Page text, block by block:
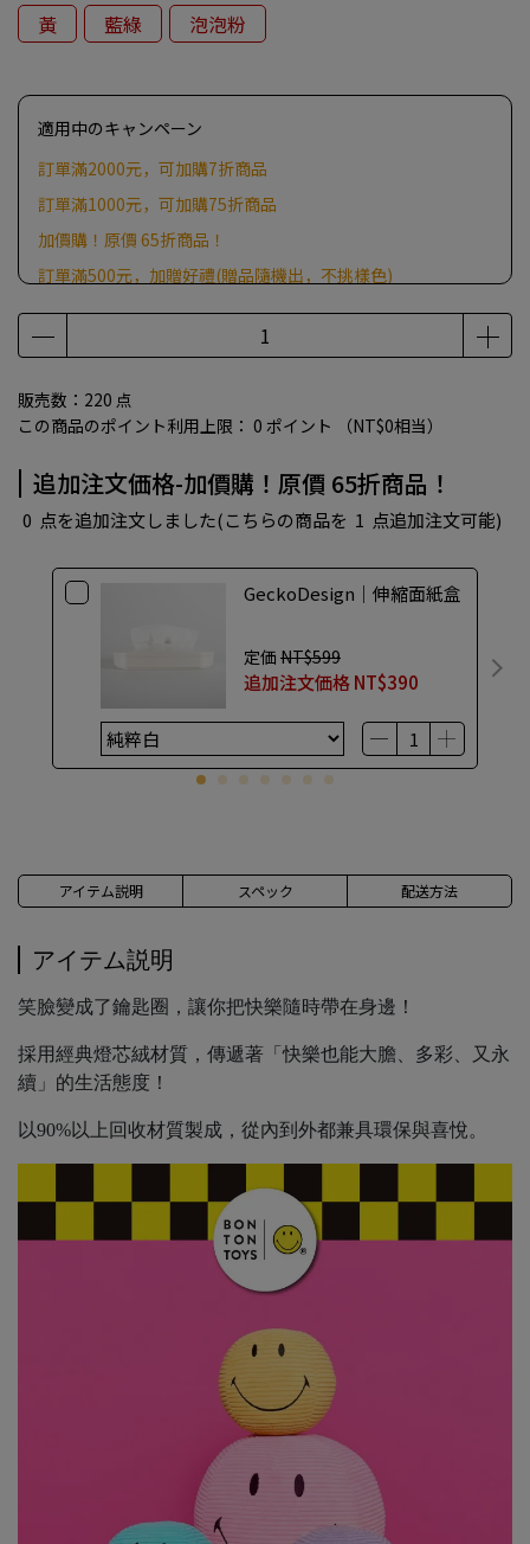
黃
藍綠 泡泡粉
適用中のキャンペーン
訂單滿2000元，可加購7折商品
訂單滿1000元，可加購75折商品
加價購！原價 65折商品！
訂單滿500元，加贈好禮(贈品隨機出，不挑樣色)
販売数：220 点
この商品のポイント利用上限： 0 ポイント （NT$0相当）
追加注文価格-加價購！原價 65折商品！
0 点を追加注文しました(こちらの商品を 1 点追加注文可能)
GeckoDesign｜伸縮面紙盒
定価 NT$599
追加注文価格NT$390
アイテム説明 スペック 配送方法
アイテム説明
笑臉變成了鑰匙圈，讓你把快樂隨時帶在身邊！
採用經典燈芯絨材質，傳遞著「快樂也能大膽、多彩、又永
續」的生活態度！
以90%以上回收材質製成，從內到外都兼具環保與喜悅。